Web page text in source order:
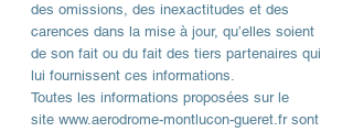
des omissions, des inexactitudes et des
carences dans la mise à jour, qu’elles soient
de son fait ou du fait des tiers partenaires qui
lui fournissent ces informations.
Toutes les informations proposées sur le
site www.aerodrome-montlucon-gueret.frsont